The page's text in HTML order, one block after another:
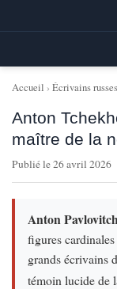
Accueil › Écrivains russes
Anton
maître de la
Publié le 26 avril 2026
Anton
figures
grands écrivains
témoin lucide de